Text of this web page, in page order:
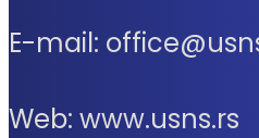
E-mail:
Web: www.usns.rs